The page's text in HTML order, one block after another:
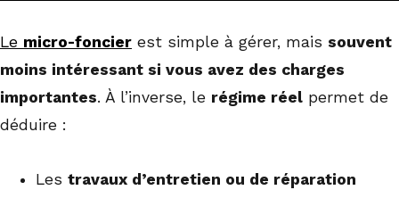
Le micro-foncier est simple à gérer, mais souvent
moins intéressant si vous avez des charges
importantes. À l’inverse, le régime réel permet de
déduire :
Les travaux d’entretien ou de réparation